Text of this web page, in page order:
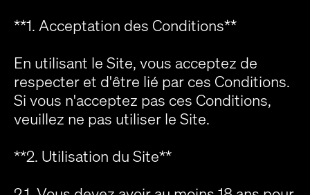
**1. Acceptation des Conditions**
En utilisant le Site, vous acceptez de
respecter et d'être lié par ces Conditions.
Si vous n'acceptez pas ces Conditions,
veuillez ne pas utiliser le Site.
**2. Utilisation du Site**